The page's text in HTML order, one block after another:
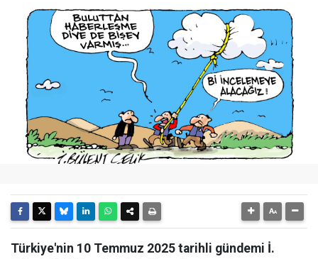
Türkiye'nin 10 Temmuz 2025 tarihli gündemi İ.